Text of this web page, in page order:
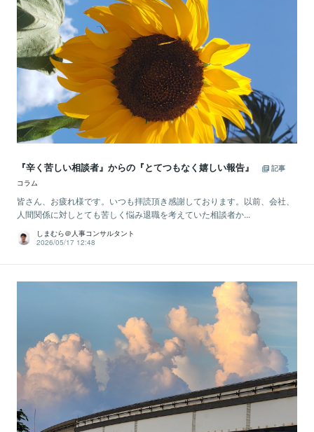
『辛く苦しい相談者』からの『とてつもなく嬉しい報告』
記事
コラム
皆さん、お疲れ様です。いつも拝読頂き感謝しております。以前、会社、
人間関係に対しとても苦しく悩み退職を考えていた相談者か...
しまむら＠人事コンサルタント
2026/05/17 12:48